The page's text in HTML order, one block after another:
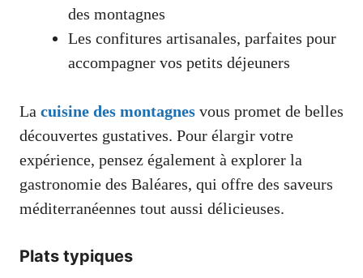
des montagnes
Les confitures artisanales, parfaites pour
accompagner vos petits déjeuners
La cuisine des montagnes vous promet de belles
découvertes gustatives. Pour élargir votre
expérience, pensez également à explorer la
gastronomie des Baléares, qui offre des saveurs
méditerranéennes tout aussi délicieuses.
Plats typiques